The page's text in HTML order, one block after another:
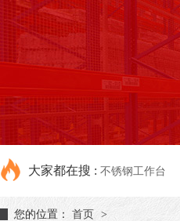
大家都在搜 : 不锈钢工作台
您的位置： 首页 >